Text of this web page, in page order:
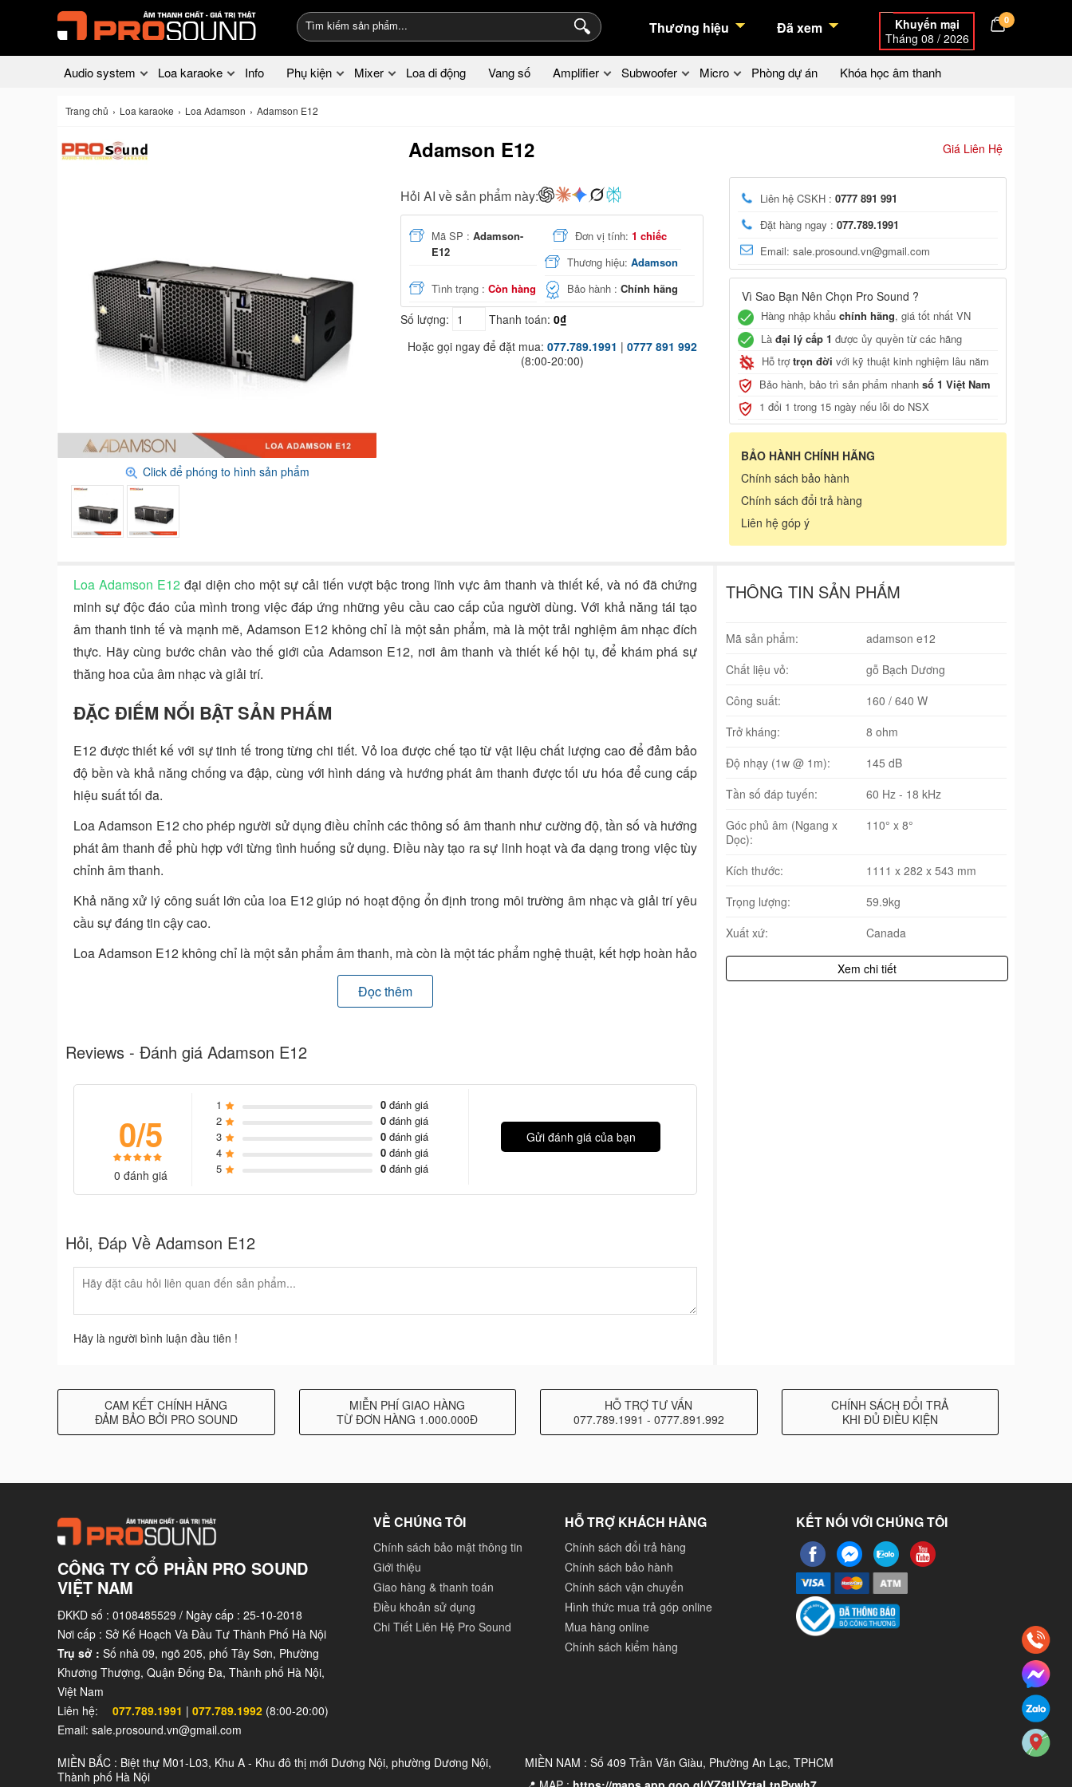
Thương hiệu Đã xem
Khuyến mại
Tháng 08 / 2026
0
Audio system Loa karaoke Info Phụ kiện Mixer Loa di động Vang số Amplifier Subwoofer Micro Phòng dự án Khóa học âm thanh
Trang chủ Loa karaoke Loa Adamson Adamson E12
Click để phóng to hình sản phẩm
Adamson E12 Giá Liên Hệ
Hỏi AI về sản phẩm này:
Mã SP : Adamson-
E12
Đơn vị tính:1 chiếc
Thương hiệu:Adamson
Tình trạng : Còn hàng Bảo hành :Chính hãng
Số lượng: Thanh toán: 0₫
Hoặc gọi ngay để đặt mua: 077.789.1991 | 0777 891 992
(8:00-20:00)
Liên hệ CSKH : 0777 891 991
Đặt hàng ngay : 077.789.1991
Email: sale.prosound.vn@gmail.com
Vì Sao Bạn Nên Chọn Pro Sound ?
Hàng nhập khẩu chính hãng, giá tốt nhất VN
Là đại lý cấp 1 được ủy quyền từ các hãng
Hỗ trợtrọn đời với kỹ thuật kinh nghiệm lâu năm
Bảo hành, bảo trì sản phẩm nhanh số 1 Việt Nam
1 đổi 1 trong 15 ngày nếu lỗi do NSX
BẢO HÀNH CHÍNH HÃNG
Chính sách bảo hành
Chính sách đổi trả hàng
Liên hệ góp ý
Loa Adamson E12 đại diện cho một sự cải tiến vượt bậc trong lĩnh vực âm thanh và thiết kế, và nó đã chứng
minh sự độc đáo của mình trong việc đáp ứng những yêu cầu cao cấp của người dùng. Với khả năng tái tạo
âm thanh tinh tế và mạnh mẽ, Adamson E12 không chỉ là một sản phẩm, mà là một trải nghiệm âm nhạc đích
thực. Hãy cùng bước chân vào thế giới của Adamson E12, nơi âm thanh và thiết kế hội tụ, để khám phá sự
thăng hoa của âm nhạc và giải trí.
ĐẶC ĐIỂM NỔI BẬT SẢN PHẨM
E12 được thiết kế với sự tinh tế trong từng chi tiết. Vỏ loa được chế tạo từ vật liệu chất lượng cao để đảm bảo
độ bền và khả năng chống va đập, cùng với hình dáng và hướng phát âm thanh được tối ưu hóa để cung cấp
hiệu suất tối đa.
Loa Adamson E12 cho phép người sử dụng điều chỉnh các thông số âm thanh như cường độ, tần số và hướng
phát âm thanh để phù hợp với từng tình huống sử dụng. Điều này tạo ra sự linh hoạt và đa dạng trong việc tùy
chỉnh âm thanh.
Khả năng xử lý công suất lớn của loa E12 giúp nó hoạt động ổn định trong môi trường âm nhạc và giải trí yêu
cầu sự đáng tin cậy cao.
Loa Adamson E12 không chỉ là một sản phẩm âm thanh, mà còn là một tác phẩm nghệ thuật, kết hợp hoàn hảo
giữa công nghệ hiện đại và thiết kế đẳng cấp. Với những đặc điểm nổi bật này, nó đã xây dựng một tên tuổi
vững chắc trong ngành công nghiệp âm thanh và trở thành lựa chọn ưa thích của những người yêu âm nhạc
Loa Adamson E12 phù hợp sử dụng trong lĩnh vực nào
Loa AdamsonE12 cũng thích hợp cho các hội trường và sự kiện doanh nghiệp. Với khả năng tái tạo âm thanh
sắc nét, nó giúp truyền đạt thông điệp một cách rõ ràng và hiệu quả trong các buổi họp, báo cáo, và hội nghị.
Trong các sự kiện thể thao và trình diễn sân khấu, âm thanh rõ ràng và mạnh mẽ là điều quan trọng. Adamson
Đọc thêm
Reviews - Đánh giá Adamson E12
0/5
0 đánh giá
1 0đánh giá
2
0đánh giá
3
0đánh giá
4
0đánh giá
5
0đánh giá
Gửi đánh giá của bạn
Hỏi, Đáp Về Adamson E12
Hãy là người bình luận đầu tiên !
THÔNG TIN SẢN PHẨM
Mã sản phẩm:
adamson e12
Chất liệu vỏ:
gỗ Bạch Dương
Công suất:
160 / 640 W
Trở kháng:
8 ohm
Độ nhạy (1w @ 1m):
145 dB
Tần số đáp tuyến:
60 Hz - 18 kHz
Góc phủ âm (Ngang x
Dọc):
110° x 8°
Kích thước:
1111 x 282 x 543 mm
Trọng lượng:
59.9kg
Xuất xứ:
Canada
Xem chi tiết
CAM KẾT CHÍNH HÃNG
ĐẢM BẢO BỞI PRO SOUND
MIỄN PHÍ GIAO HÀNG
TỪ ĐƠN HÀNG 1.000.000Đ
HỖ TRỢ TƯ VẤN
077.789.1991 - 0777.891.992
CHÍNH SÁCH ĐỔI TRẢ
KHI ĐỦ ĐIỀU KIỆN
CÔNG TY CỔ PHẦN PRO SOUND
VIỆT NAM
ĐKKD số : 0108485529 / Ngày cấp : 25-10-2018
Nơi cấp : Sở Kế Hoạch Và Đầu Tư Thành Phố Hà Nội
Trụ sở : Số nhà 09, ngõ 205, phố Tây Sơn, Phường
Khương Thượng, Quận Đống Đa, Thành phố Hà Nội,
Việt Nam
Liên hệ:
077.789.1991 | 077.789.1992 (8:00-20:00)
Email: sale.prosound.vn@gmail.com
VỀ CHÚNG TÔI
Chính sách bảo mật thông tin
Giới thiệu
Giao hàng & thanh toán
Điều khoản sử dụng
Chi Tiết Liên Hệ Pro Sound
HỖ TRỢ KHÁCH HÀNG
Chính sách đổi trả hàng
Chính sách bảo hành
Chính sách vận chuyển
Hình thức mua trả góp online
Mua hàng online
Chính sách kiểm hàng
KẾT NỐI VỚI CHÚNG TÔI
MIỀN BẮC : Biệt thự M01-L03, Khu A - Khu đô thị mới Dương Nội, phường Dương Nội,
Thành phố Hà Nội
MIỀN NAM : Số 409 Trần Văn Giàu, Phường An Lạc, TPHCM